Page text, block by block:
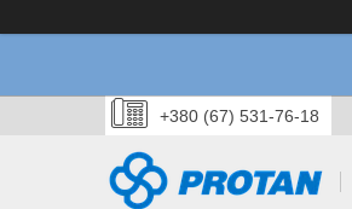
+380 (67) 531-76-18